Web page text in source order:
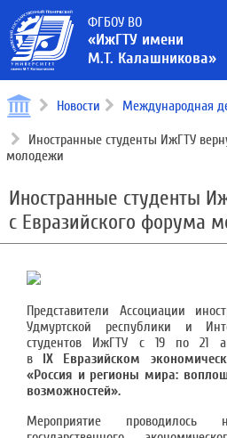
ФГБОУ ВО
«ИжГТУ имени
М.Т. Калашникова»
Новости Международная
Иностранные студенты ИжГТУ
молодежи
Иностранные студенты
с Евразийского форума
Представители Ассоциации
Удмуртской республики и
студентов ИжГТУ с 19 по 21
в IX Евразийском
«Россия и регионы мира:
возможностей».
Мероприятие проводилось